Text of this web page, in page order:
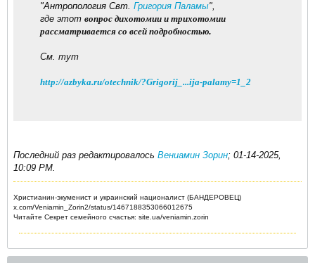
"Антропология Свт. Григория Паламы",
где этот вопрос дихотомии и трихотомии
рассматривается со всей подробностью.
См. тут
http://azbyka.ru/otechnik/?Grigorij_...ija-palamy=1_2
Последний раз редактировалось Вениамин Зорин; 01-14-2025,
10:09 PM.
Христианин-экуменист и украинский националист (БАНДЕРОВЕЦ)
x.com/Veniamin_Zorin2/status/1467188353066012675
Читайте Секрет семейного счастья: site.ua/veniamin.zorin